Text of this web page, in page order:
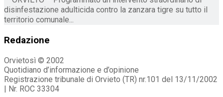
disinfestazione adulticida contro la zanzara tigre su tutto il
territorio comunale...
Redazione
Orvietosì © 2002
Quotidiano d’informazione e d’opinione
Registrazione tribunale di Orvieto (TR) nr.101 del 13/11/2002
| Nr. ROC 33304